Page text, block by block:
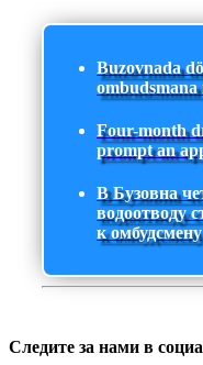
Buzovnada
ombudsmana
Four-month
prompt an
В Бузовна
водоотводу
к омбудсмену
Следите за нами в